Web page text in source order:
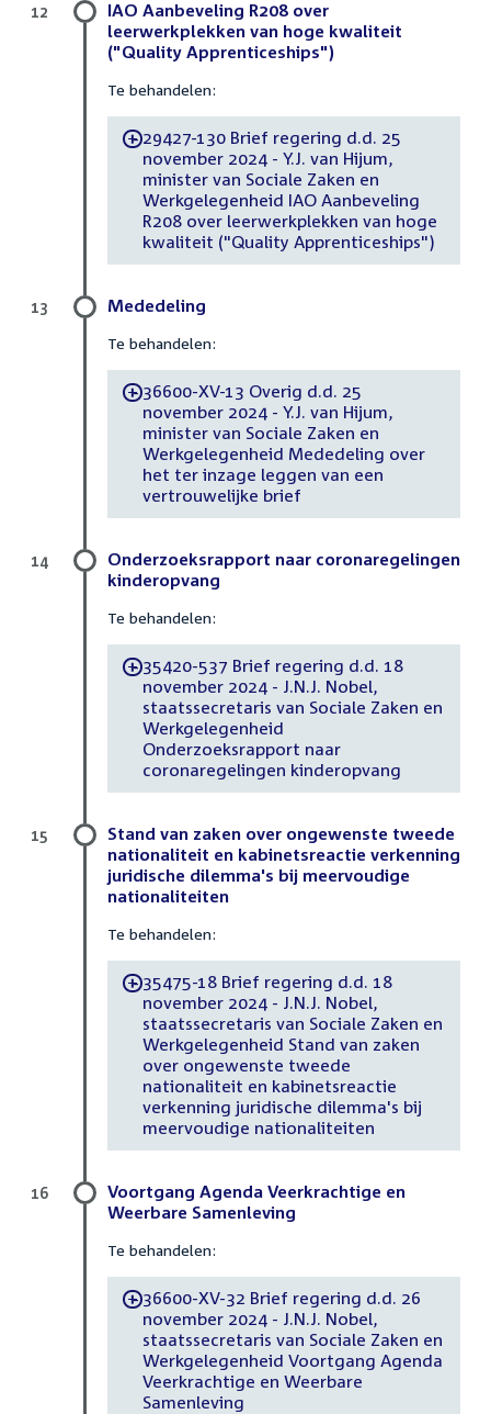
IAO Aanbeveling R208 over
leerwerkplekken van hoge kwaliteit
("Quality Apprenticeships")
Te behandelen:
-29427-130 Brief regering d.d. 25
november 2024 - Y.J. van Hijum,
minister van Sociale Zaken en
Werkgelegenheid IAO Aanbeveling
R208 over leerwerkplekken van hoge
kwaliteit ("Quality Apprenticeships")
12
Mededeling
Te behandelen:
-36600-XV-13 Overig d.d. 25
november 2024 - Y.J. van Hijum,
minister van Sociale Zaken en
Werkgelegenheid Mededeling over
het ter inzage leggen van een
vertrouwelijke brief
13
Onderzoeksrapport naar coronaregelingen
kinderopvang
Te behandelen:
-35420-537 Brief regering d.d. 18
november 2024 - J.N.J. Nobel,
staatssecretaris van Sociale Zaken en
Werkgelegenheid
Onderzoeksrapport naar
coronaregelingen kinderopvang
14
Stand van zaken over ongewenste tweede
nationaliteit en kabinetsreactie verkenning
juridische dilemma's bij meervoudige
nationaliteiten
Te behandelen:
-35475-18 Brief regering d.d. 18
november 2024 - J.N.J. Nobel,
staatssecretaris van Sociale Zaken en
Werkgelegenheid Stand van zaken
over ongewenste tweede
nationaliteit en kabinetsreactie
verkenning juridische dilemma's bij
meervoudige nationaliteiten
15
Voortgang Agenda Veerkrachtige en
Weerbare Samenleving
Te behandelen:
-36600-XV-32 Brief regering d.d. 26
november 2024 - J.N.J. Nobel,
staatssecretaris van Sociale Zaken en
Werkgelegenheid Voortgang Agenda
Veerkrachtige en Weerbare
Samenleving
16